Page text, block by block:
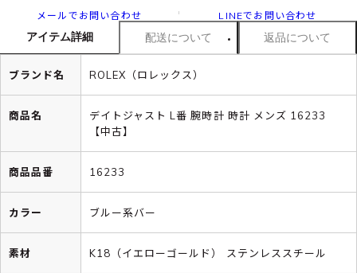
メールでお問い合わせ LINEでお問い合わせ
アイテム詳細 配送について 返品について
ブランド名 ROLEX（ロレックス）
商品名
デイトジャスト L番 腕時計 時計 メンズ 16233
【中古】
商品品番 16233
カラー ブルー系バー
素材 K18（イエローゴールド） ステンレススチール